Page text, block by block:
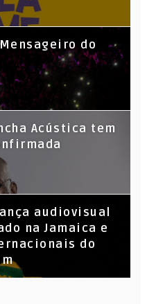
do
Acústica tem
audiovisual
na Jamaica e
do
DJ Raíz e DJ